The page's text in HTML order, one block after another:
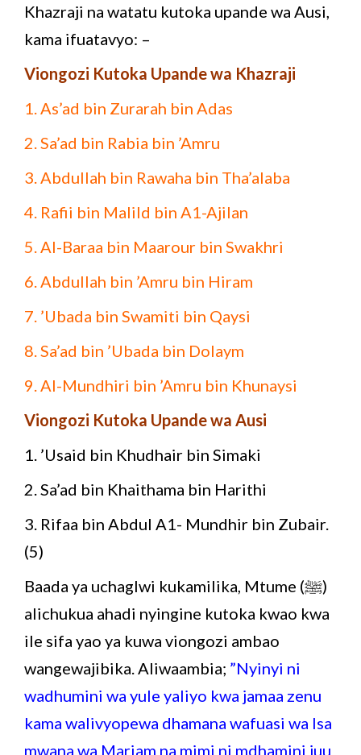
Khazraji na watatu kutoka upande wa Ausi,
kama ifuatavyo: –
Viongozi Kutoka Upande wa Khazraji
1. As’ad bin Zurarah bin Adas
2. Sa’ad bin Rabia bin ’Amru
3. Abdullah bin Rawaha bin Tha’alaba
4. Rafii bin Malild bin A1-Ajilan
5. Al-Baraa bin Maarour bin Swakhri
6. Abdullah bin ’Amru bin Hiram
7. ’Ubada bin Swamiti bin Qaysi
8. Sa’ad bin ’Ubada bin Dolaym
9. Al-Mundhiri bin ’Amru bin Khunaysi
Viongozi Kutoka Upande wa Ausi
1. ’Usaid bin Khudhair bin Simaki
2. Sa’ad bin Khaithama bin Harithi
3. Rifaa bin Abdul A1- Mundhir bin Zubair.
(5)
Baada ya uchaglwi kukamilika, Mtume (ﷺ)
alichukua ahadi nyingine kutoka kwao kwa
ile sifa yao ya kuwa viongozi ambao
wangewajibika. Aliwaambia; ”Nyinyi ni
wadhumini wa yule yaliyo kwa jamaa zenu
kama walivyopewa dhamana wafuasi wa Isa
mwana wa Mariam na mimi ni mdhamini juu